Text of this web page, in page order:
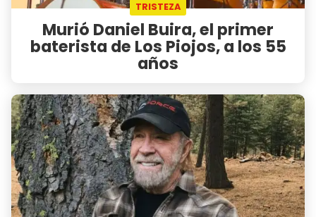
TRISTEZA
Murió Daniel Buira, el primer
baterista de Los Piojos, a los 55
años